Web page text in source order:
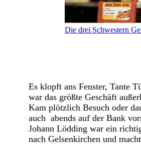
Die drei Schwestern
Es klopft ans Fenster, Tante
war das größte Geschäft
Kam plötzlich Besuch oder
auch abends auf der Bank
Johann Lödding war ein
nach Gelsenkirchen und